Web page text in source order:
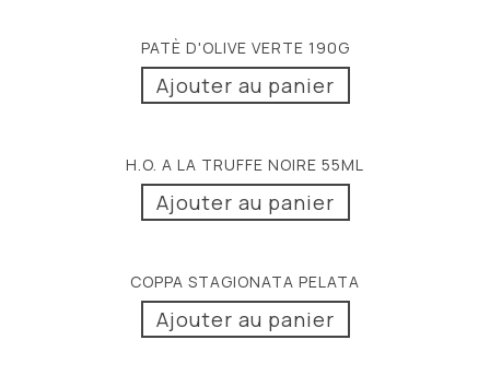
PATÈ D'OLIVE VERTE 190G
Ajouter au panier
H.O. A LA TRUFFE NOIRE 55ML
Ajouter au panier
COPPA STAGIONATA PELATA
Ajouter au panier